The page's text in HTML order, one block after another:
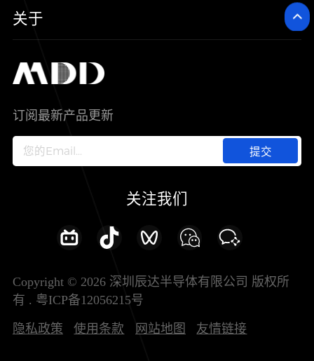
SiC
IC
新能源
智能家居
新兴行业
质量与环境
其他信息(PCN)
样品与支持
关于
加入我们
订阅最新产品更新
提交
关注我们
Copyright © 2026 深圳辰达半导体有限公司 版权所
有 . 粤ICP备12056215号
隐私政策 使用条款 网站地图 友情链接